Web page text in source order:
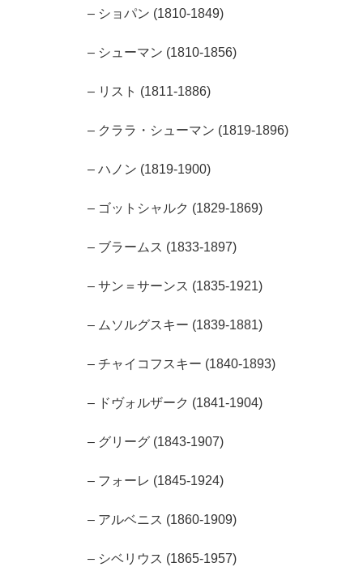
– ショパン (1810-1849)
– シューマン (1810-1856)
– リスト (1811-1886)
– クララ・シューマン (1819-1896)
– ハノン (1819-1900)
– ゴットシャルク (1829-1869)
– ブラームス (1833-1897)
– サン＝サーンス (1835-1921)
– ムソルグスキー (1839-1881)
– チャイコフスキー (1840-1893)
– ドヴォルザーク (1841-1904)
– グリーグ (1843-1907)
– フォーレ (1845-1924)
– アルベニス (1860-1909)
– シベリウス (1865-1957)